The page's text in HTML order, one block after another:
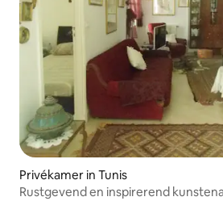
Privékamer in Tunis
Rustgevend en inspirerend